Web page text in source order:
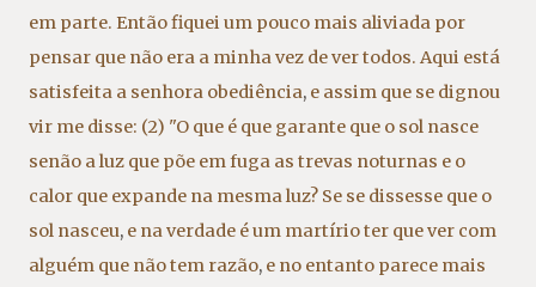
em parte. Então fiquei um pouco mais aliviada por
pensar que não era a minha vez de ver todos. Aqui está
satisfeita a senhora obediência, e assim que se dignou
vir me disse: (2) "O que é que garante que o sol nasce
senão a luz que põe em fuga as trevas noturnas e o
calor que expande na mesma luz? Se se dissesse que o
sol nasceu, e na verdade é um martírio ter que ver com
alguém que não tem razão, e no entanto parece mais